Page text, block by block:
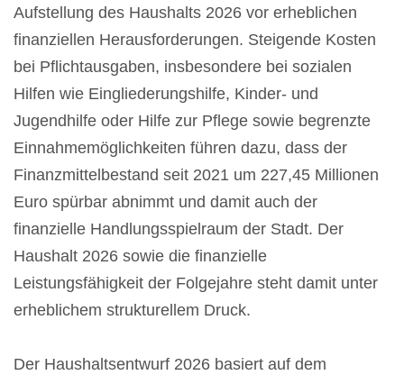
Aufstellung des Haushalts 2026 vor erheblichen
finanziellen Herausforderungen. Steigende Kosten
bei Pflichtausgaben, insbesondere bei sozialen
Hilfen wie Eingliederungshilfe, Kinder- und
Jugendhilfe oder Hilfe zur Pflege sowie begrenzte
Einnahmemöglichkeiten führen dazu, dass der
Finanzmittelbestand seit 2021 um 227,45 Millionen
Euro spürbar abnimmt und damit auch der
finanzielle Handlungsspielraum der Stadt. Der
Haushalt 2026 sowie die finanzielle
Leistungsfähigkeit der Folgejahre steht damit unter
erheblichem strukturellem Druck.
Der Haushaltsentwurf 2026 basiert auf dem